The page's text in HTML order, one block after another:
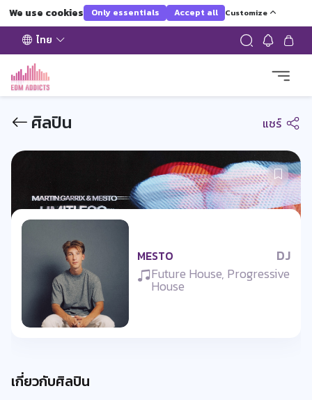
We use cookies Only essentials Accept all Customize
ไทย
ศิลปิน แชร์
MESTO
DJ
Future House, Progressive
House
เกี่ยวกับศิลปิน